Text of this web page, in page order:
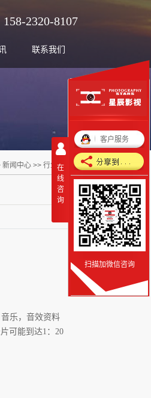
158-2320-8107
联系我们
新闻中心 >> 行业新闻
乐，音效资料
可能到达1：20
在
线
咨
询
客户服务
扫描加微信咨询